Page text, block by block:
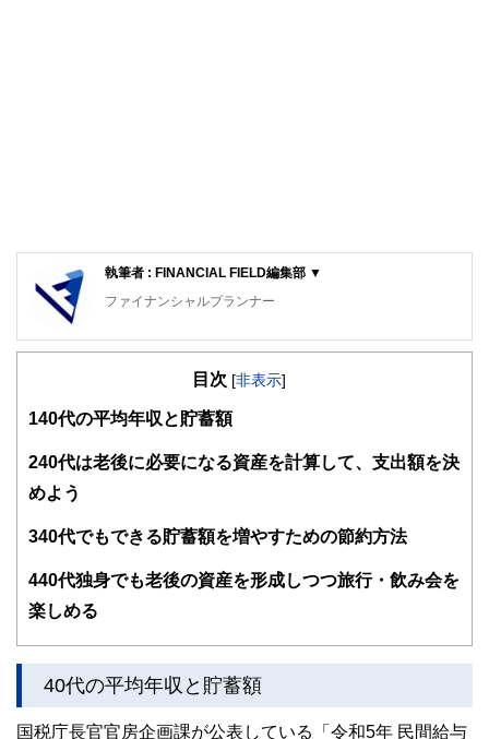
執筆者 : FINANCIAL FIELD編集部 ▼
ファイナンシャルプランナー
FinancialField編集部は、金融、経済に関する記事を、日々
知識がない方でも理解できるようわかりやすく発信していま
得者を中心に「お金や暮らし」に関する書籍・雑誌の編集経
験者で構成され、企画立案から記事掲載まですべての工程に
FinancialFieldの特徴は、ファイナンシャルプランナー、弁
ドバイザー、DCプランナー、公認会計士、社会保険労務
士、行政書士、投資アナリスト、キャリアコンサルタントな
をわかりやすく発信している点です。
このように編集経験豊富なメンバーと金融や経済に精通した
執筆者・監修者による執筆体制を築くことで、内容のわかり
やすさはもちろんのこと、読み応えのあるコンテンツと確か
目次 [非表示]
1 40代の平均年収と貯蓄額
240代は老後に必要になる資産を計算して、支出額を決
めよう
340代でもできる貯蓄額を増やすための節約方法
440代独身でも老後の資産を形成しつつ旅行・飲み会を
楽しめる
40代の平均年収と貯蓄額
国税庁長官官房企画課が公表している「令和5年 民間給与